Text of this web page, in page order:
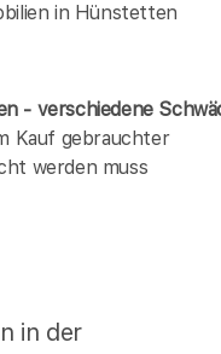
in Hünstetten
- verschiedene
Kauf gebrauchter
werden muss
in der